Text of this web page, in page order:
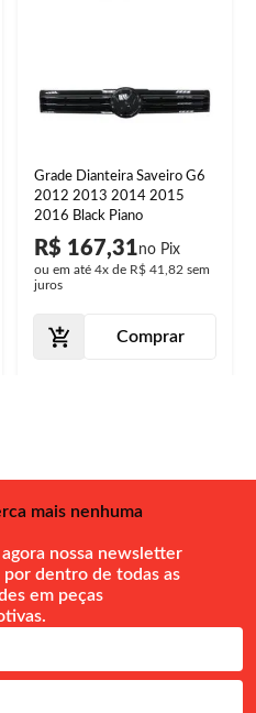
Grade Dianteira Saveiro G6
2012 2013 2014 2015
2016 Black Piano
R$ 167,31
ou em até 4x de R$ 41,82 sem
juros
Comprar
mais nenhuma
nossa newsletter
por dentro de todas as
em peças